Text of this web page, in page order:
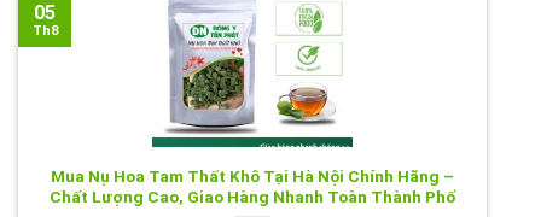
Mua Nụ Hoa Tam Thất Khô Tại Hà Nội Chính Hãng –
Chất Lượng Cao, Giao Hàng Nhanh Toàn Thành Phố
05
Th8